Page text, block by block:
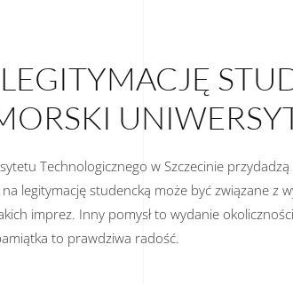
Technologicznego w Szczecinie
legitymację studencką może być związane z
imprez. Inny pomysł to wydanie
to prawdziwa radość.